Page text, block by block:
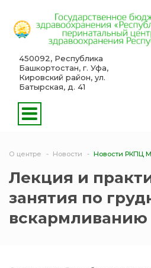
450092, Республика
Башкортостан, г. Уфа,
Кировский район, ул.
Батырская, д. 41
О центре Новости Новости РКПЦ
Лекция и
занятия по
вскармливанию